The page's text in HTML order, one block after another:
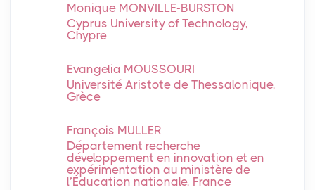
Monique MONVILLE-BURSTON
Cyprus University of Technology,
Chypre
Evangelia MOUSSOURI
Université Aristote de Thessalonique,
Grèce
François MULLER
Département recherche
développement en innovation et en
expérimentation au ministère de
l’Éducation nationale, France